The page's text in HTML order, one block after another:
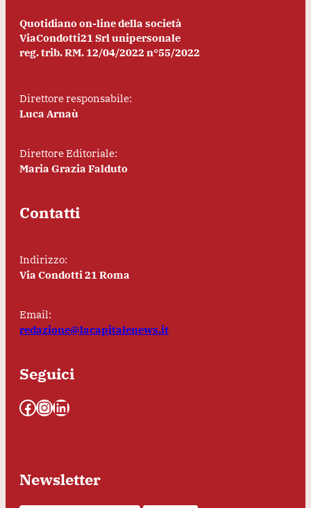
Quotidiano on-line della società
ViaCondotti21 Srl unipersonale
reg. trib. RM. 12/04/2022 n°55/2022
Direttore responsabile:
Luca Arnaù
Direttore Editoriale:
Maria Grazia Falduto
Contatti
Indirizzo:
Via Condotti 21 Roma
Email:
redazione@lacapitalenews.it
Seguici
Facebook InstagramLinkedIn
Newsletter